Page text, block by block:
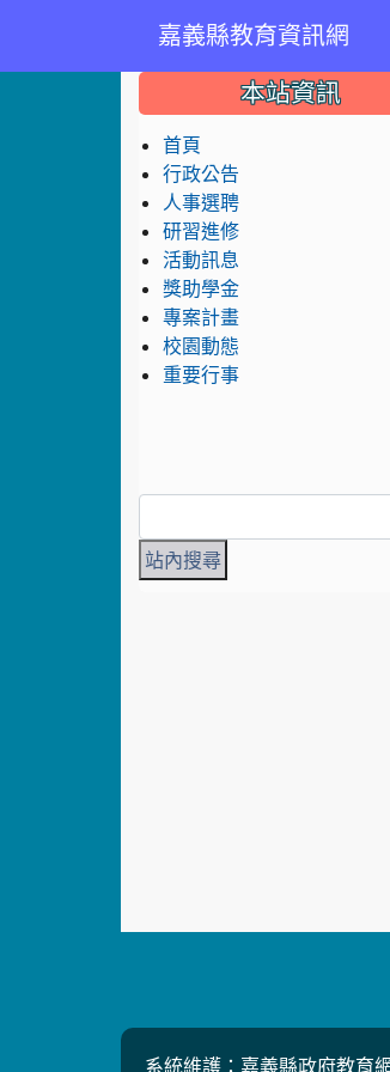
嘉義縣教育資訊網
::: 本站資訊
首頁
行政公告
人事選聘
研習進修
活動訊息
獎助學金
專案計畫
校園動態
重要行事
系統維護：嘉義縣政府教育